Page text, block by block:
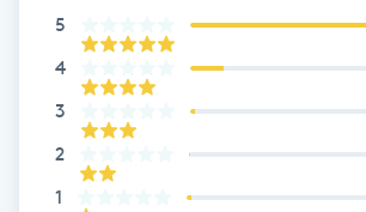
Pigmentfläckar
Plastikkirurgi
Powder brows
5
4
3
2
1